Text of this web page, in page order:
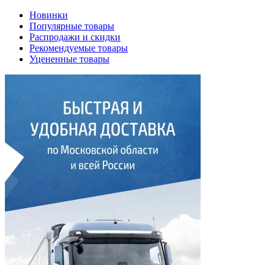
Новинки
Популярные товары
Распродажи и скидки
Рекомендуемые товары
Уцененные товары